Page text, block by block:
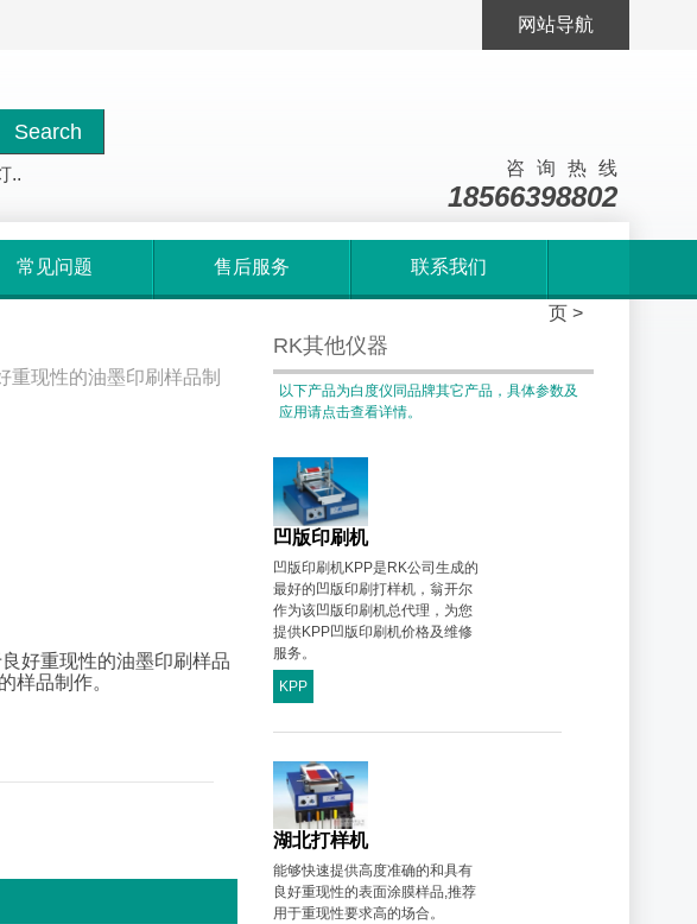
网站导航
.. 咨询热线
18566398802
常见问题 售后服务 联系我们
页 >
重现性的油墨印刷样品制
好重现性的油墨印刷样品
样品制作。
RK其他仪器
以下产品为白度仪同品牌其它产品，具体参数及
应用请点击查看详情。
凹版印刷机
凹版印刷机KPP是RK公司生成的
最好的凹版印刷打样机，翁开尔
作为该凹版印刷机总代理，为您
提供KPP凹版印刷机价格及维修
服务。
KPP
湖北打样机
能够快速提供高度准确的和具有
良好重现性的表面涂膜样品,推荐
用于重现性要求高的场合。